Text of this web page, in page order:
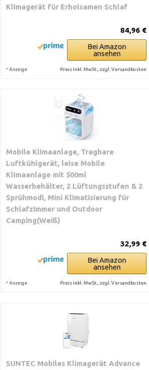
Klimagerät für Erholsamen Schlaf
84,96 €
Bei Amazon
ansehen
* Anzeige Preis inkl. MwSt., zzgl. Versandkosten
Mobile Klimaanlage, Tragbare
Luftkühlgerät, leise Mobile
Klimaanlage mit 500ml
Wasserbehälter, 2 Lüftungsstufen & 2
Sprühmodi, Mini Klimatisierung für
Schlafzimmer und Outdoor
Camping(Weiß)
32,99 €
Bei Amazon
ansehen
* Anzeige Preis inkl. MwSt., zzgl. Versandkosten
SUNTEC Mobiles Klimagerät Advance